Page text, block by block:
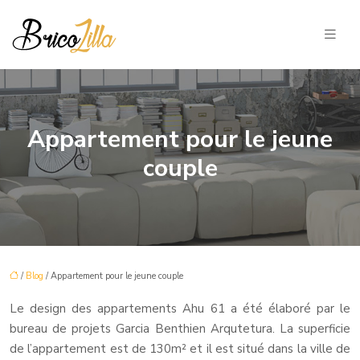
Appartement pour le jeune
couple
/ Blog / Appartement pour le jeune couple
Le design des appartements Ahu 61 a été élaboré par le
bureau de projets Garcia Benthien Arqutetura. La superficie
de l’appartement est de 130m² et il est situé dans la ville de